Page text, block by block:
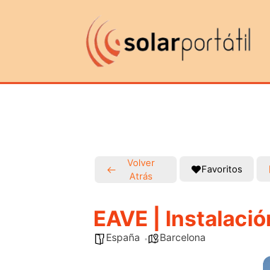
Volver
Atrás
Favoritos
EAVE |
España Barcelona